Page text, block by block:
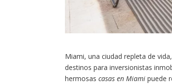
Miami, una ciudad repleta de
destinos para inversionistas
hermosascasas en Miami puede